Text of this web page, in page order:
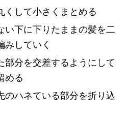
くして小さくまとめる
い下に下りたままの髪を二
みしていく
部分を交差するようにして
める
のハネている部分を折り込